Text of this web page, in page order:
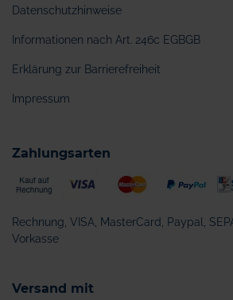
Datenschutzhinweise
Informationen nach Art. 246c EGBGB
Erklärung zur Barrierefreiheit
Impressum
Zahlungsarten
Rechnung, VISA, MasterCard, Paypal,
Vorkasse
Versand mit